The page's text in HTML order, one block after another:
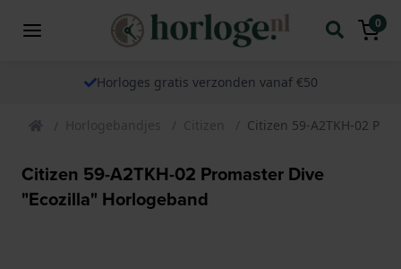
0
Horloges gratis verzonden vanaf €50
Horlogebandjes Citizen Citizen 59-A2TKH-02
Citizen 59-A2TKH-02 Promaster Dive
"Ecozilla" Horlogeband